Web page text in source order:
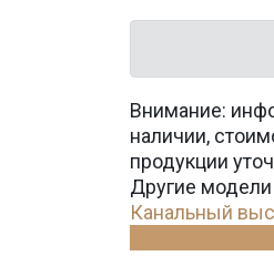
Внимание:
наличии,
продукции
Другие
Канальный